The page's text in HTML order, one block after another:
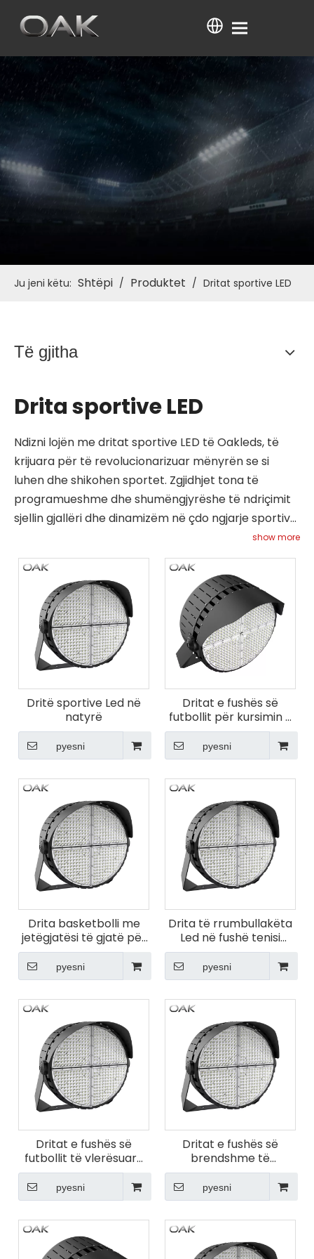
Ju jeni këtu: Shtëpi / Produktet / Dritat sportive LED
Të gjitha
Drita sportive LED
Ndizni lojën me dritat sportive LED të Oakleds, të
krijuara për të revolucionarizuar mënyrën se si
luhen dhe shikohen sportet. Zgjidhjet tona të
programueshme dhe shumëngjyrëshe të ndriçimit
sjellin gjallëri dhe dinamizëm në çdo ngjarje sportive,
duke rritur përvojën si për lojtarët ashtu edhe për
spektatorët. Të dizajnuara për shkathtësi, këto
drita janë perfekte për ndriçimin e stadiumeve të
mëdha, fushave lokale ose arenave të brendshme,
duke ofruar shikueshmëri optimale dhe reduktuar
shkëlqimin. Me efikasitet të lartë dhe konsum të
ulët energjie, dritat sportive LED të Oakleds
sigurojnë që çdo ndeshje të luhet në kushte të
jashtëzakonshme ndriçimi. Përjetoni emocionet e
sporteve nën dritat që përshtaten me intensitetin e
lojës, duke e bërë çdo moment të paharrueshëm.
Zgjidhni Oakleds për ndriçimin që shënon çdo herë.
show more
Dritë sportive Led në
natyrë
pyesni
Dritat e fushës së
futbollit për kursimin e
energjisë për stadiumet
sportive
pyesni
Drita basketbolli me
jetëgjatësi të gjatë për
gjimnaz
pyesni
Drita të rrumbullakëta
Led në fushë tenisi
300w
pyesni
Dritat e fushës së
futbollit të vlerësuara
me LED me IP66
pyesni
Dritat e fushës së
brendshme të
basketbollit me
efikasitet energjetik
pyesni